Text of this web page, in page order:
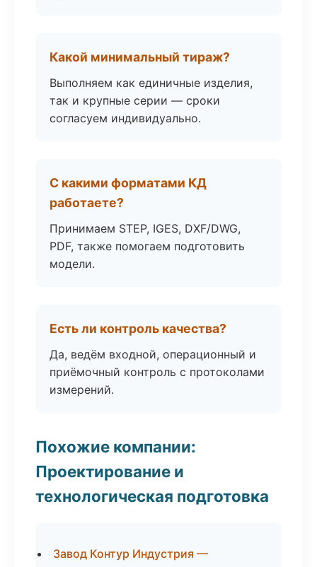
Какой минимальный тираж?
Выполняем как единичные изделия,
так и крупные серии — сроки
согласуем индивидуально.
С какими форматами КД
работаете?
Принимаем STEP, IGES, DXF/DWG,
PDF, также помогаем подготовить
модели.
Есть ли контроль качества?
Да, ведём входной, операционный и
приёмочный контроль с протоколами
измерений.
Похожие компании:
Проектирование и
технологическая подготовка
Завод Контур Индустрия —